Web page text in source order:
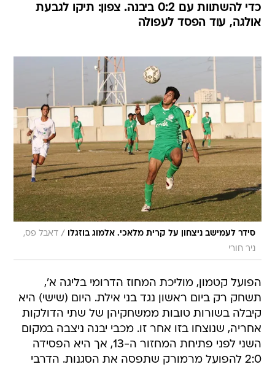
כדי להשתוות עם 0:2 ביבנה. צפון: תיקו לגבעת
אולגה, עוד הפסד לעפולה
סידר לעמישב ניצחון על קרית מלאכי. אלמוג בוזגלו / דאבל פס,
ניר חורי
הפועל קטמון, מוליכת המחוז הדרומי בליגה א',
תשחק רק ביום ראשון נגד בני אילת. היום (שישי) היא
קיבלה בשורות טובות ממשחקיהן של שתי הדולקות
אחריה, שנוצחו בזו אחר זו. מכבי יבנה ניצבה במקום
השני לפני פתיחת המחזור ה-13, אך היא הפסידה
2:0 להפועל מרמורק שתפסה את הסגנות. הדרבי